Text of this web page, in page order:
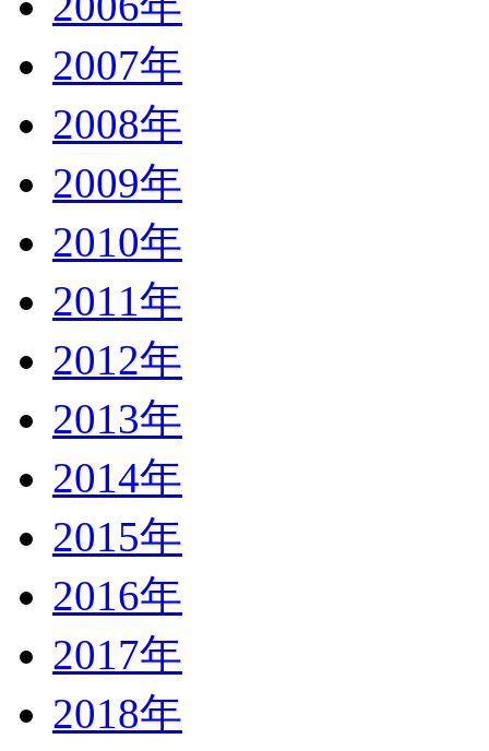
2007年
2008年
2009年
2010年
2011年
2012年
2013年
2014年
2015年
2016年
2017年
2018年